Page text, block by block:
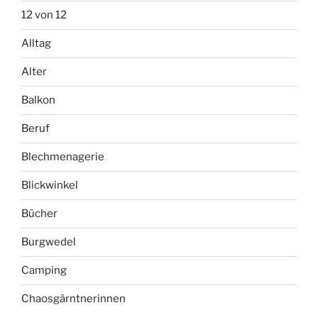
12 von 12
Alltag
Alter
Balkon
Beruf
Blechmenagerie
Blickwinkel
Bücher
Burgwedel
Camping
Chaosgärntnerinnen